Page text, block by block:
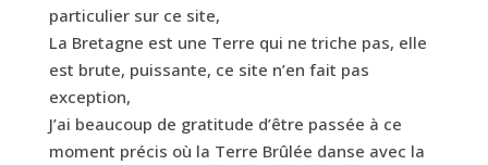
particulier sur ce site,
La Bretagne est une Terre qui ne triche pas, elle
est brute, puissante, ce site n’en fait pas
exception,
J’ai beaucoup de gratitude d’être passée à ce
moment précis où la Terre Brûlée danse avec la